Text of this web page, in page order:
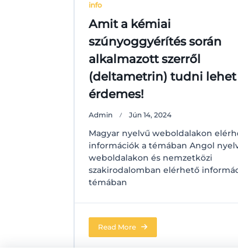
info
Amit a kémiai
szúnyoggyérítés során
alkalmazott szerről
(deltametrin) tudni lehet
érdemes!
Admin Jún 14, 2024
Magyar nyelvű weboldalakon
információk a témában Angol
weboldalakon és nemzetközi
szakirodalomban elérhető
témában
Read More